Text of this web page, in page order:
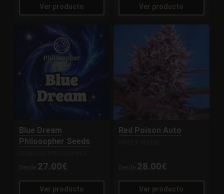
Ver producto Ver producto
Blue Dream
Philosopher Seeds
Desde 27.00€
Ver producto
Red Poison Auto
Desde 28.00€
Ver producto